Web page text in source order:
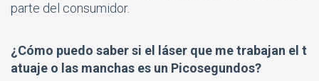
parte del consumidor.
¿Cómo puedo saber si el láser que me trabajan el t
atuaje o las manchas es un Picosegundos?